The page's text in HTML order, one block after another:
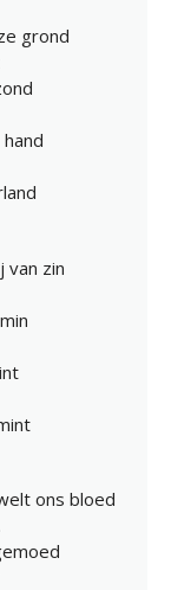
grond
van zin
ons bloed